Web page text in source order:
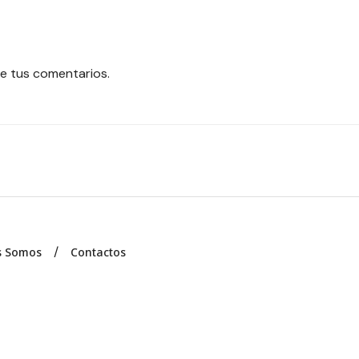
tus comentarios.
Somos Contactos